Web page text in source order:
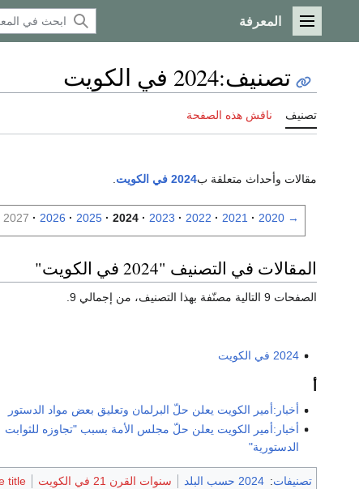
القائمة الرئيسية
المعرفة
تصنيف:2024 في الكويت
تصنيف ناقش هذه الصفحة
مقالات وأحداث متعلقة ب2024 في الكويت
→
2020
2021
2022
2023
2024
2025
2026
2027
المقالات في التصنيف "2024 في الكويت"
الصفحات 9 التالية مصنّفة بهذا التصنيف، من إجمالي 9.
2024 في الكويت
أخبار:أمير الكويت يعلن حلّ البرلمان وتعليق بعض مواد الدستور
أخبار:أمير الكويت يعلن حلّ مجلس الأمة بسبب "تجاوزه للثوابت
الدستورية"
تصنيفات: 2024 حسب البلد سنوات القرن 21 في الكويت title